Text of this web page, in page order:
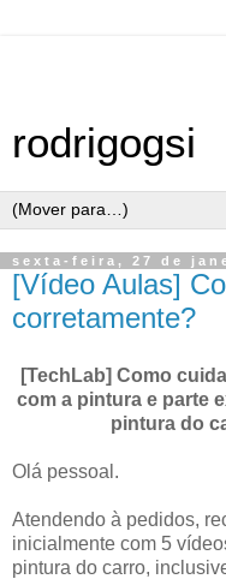
rodrigogsi
sexta-feira, 27 de
[Vídeo Aulas]
corretamente?
[TechLab] Como
com a pintura e parte
pintura do
Olá pessoal.
Atendendo à pedidos,
inicialmente com 5
pintura do carro,